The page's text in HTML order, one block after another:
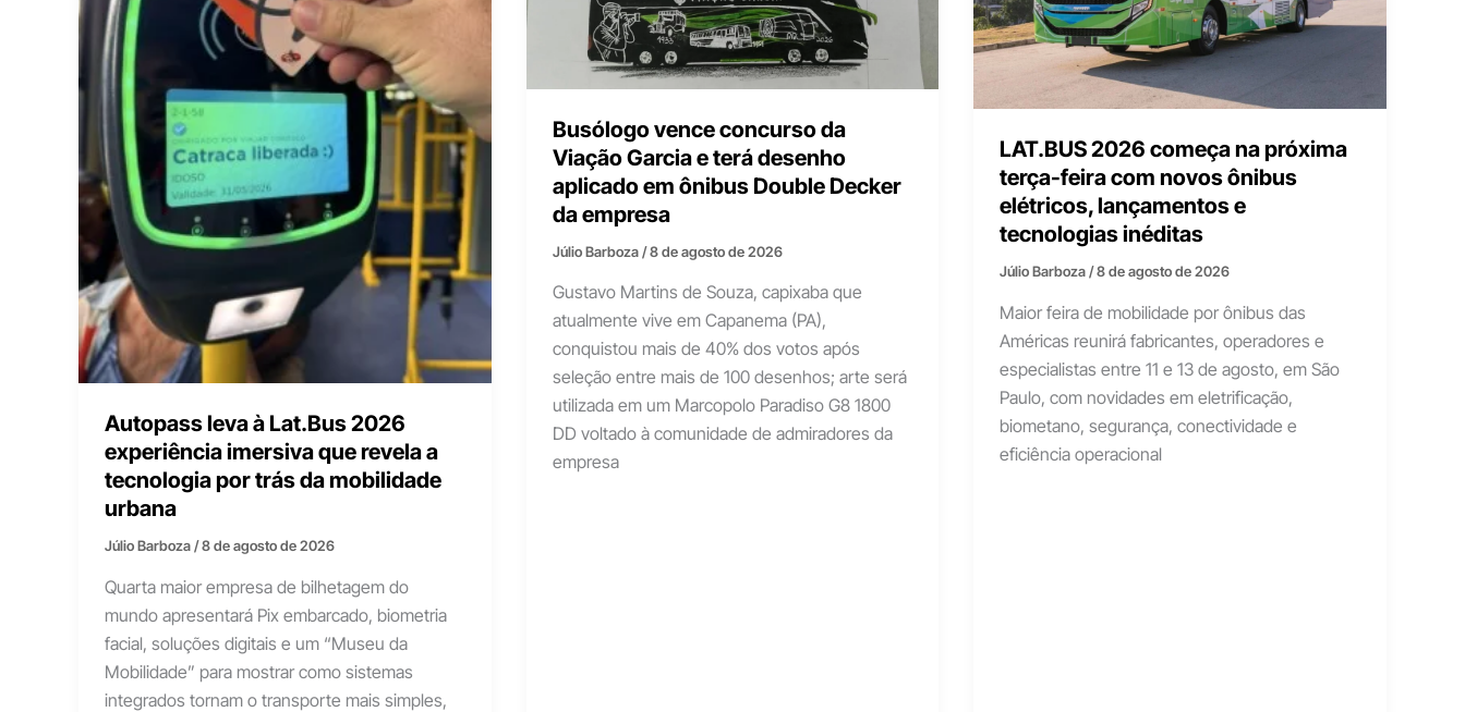
Autopass leva à Lat.Bus 2026
experiência imersiva que revela a
tecnologia por trás da mobilidade
urbana
Júlio Barboza/8 de agosto de 2026
Quarta maior empresa de bilhetagem do
mundo apresentará Pix embarcado, biometria
facial, soluções digitais e um “Museu da
Mobilidade” para mostrar como sistemas
integrados tornam o transporte mais simples,
Busólogo vence concurso da
Viação Garcia e terá desenho
aplicado em ônibus Double Decker
da empresa
Júlio Barboza/8 de agosto de 2026
Gustavo Martins de Souza, capixaba que
atualmente vive em Capanema (PA),
conquistou mais de 40% dos votos após
seleção entre mais de 100 desenhos; arte será
utilizada em um Marcopolo Paradiso G8 1800
DD voltado à comunidade de admiradores da
empresa
LAT.BUS 2026 começa na próxima
terça-feira com novos ônibus
elétricos, lançamentos e
tecnologias inéditas
Júlio Barboza/8 de agosto de 2026
Maior feira de mobilidade por ônibus das
Américas reunirá fabricantes, operadores e
especialistas entre 11 e 13 de agosto, em São
Paulo, com novidades em eletrificação,
biometano, segurança, conectividade e
eficiência operacional